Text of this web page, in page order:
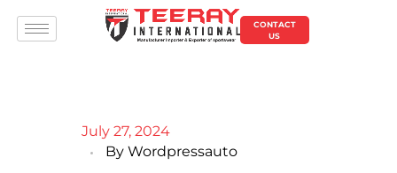
CONTACT
US
July 27, 2024
By Wordpressauto